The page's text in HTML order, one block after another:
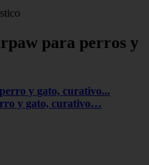
para perros y
y gato, curativo…